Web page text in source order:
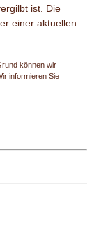
ist. Die
einer aktuellen
können wir
informieren Sie